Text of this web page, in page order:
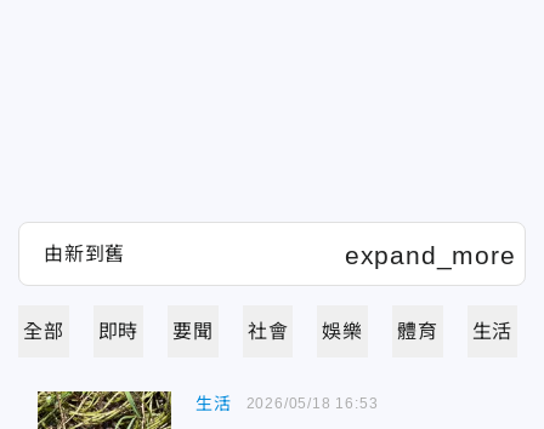
全部 即時 要聞 社會 娛樂 體育 生活
生活 2026/05/18 16:53